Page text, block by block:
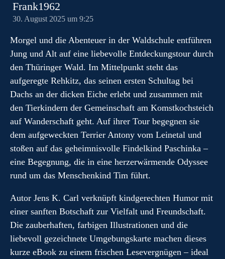
Frank1962
30. August 2025 um 9:25
Morgel und die Abenteuer in der Waldschule entführen
Jung und Alt auf eine liebevolle Entdeckungstour durch
den Thüringer Wald. Im Mittelpunkt steht das
aufgeregte Rehkitz, das seinen ersten Schultag bei
Dachs an der dicken Eiche erlebt und zusammen mit
den Tierkindern der Gemeinschaft am Komstkochsteich
auf Wanderschaft geht. Auf ihrer Tour begegnen sie
dem aufgeweckten Terrier Antony vom Leinetal und
stoßen auf das geheimnisvolle Findelkind Paschinka –
eine Begegnung, die in eine herzerwärmende Odyssee
rund um das Menschenkind Tim führt.
Autor Jens K. Carl verknüpft kindgerechten Humor mit
einer sanften Botschaft zur Vielfalt und Freundschaft.
Die zauberhaften, farbigen Illustrationen und die
liebevoll gezeichnete Umgebungskarte machen dieses
kurze eBook zu einem frischen Lesevergnügen – ideal